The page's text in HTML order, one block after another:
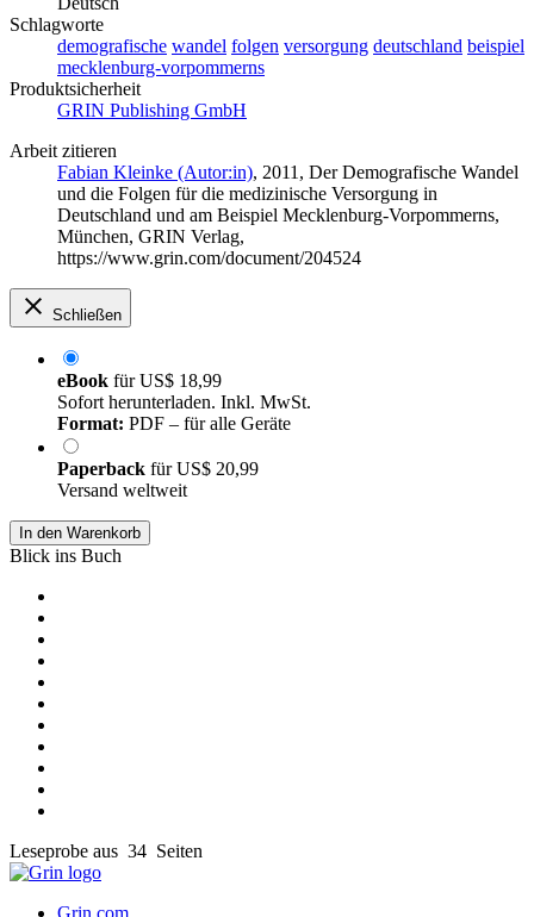
Schlagworte
demografische wandel folgen versorgung deutschland beispiel
mecklenburg-vorpommerns
Produktsicherheit
GRIN Publishing GmbH
Arbeit zitieren
Fabian Kleinke (Autor:in), 2011, Der Demografische Wandel
und die Folgen für die medizinische Versorgung in
Deutschland und am Beispiel Mecklenburg-Vorpommerns,
München, GRIN Verlag,
https://www.grin.com/document/204524
Schließen
eBook fürUS$ 18,99
Sofort herunterladen. Inkl. MwSt.
Format: PDF – für alle Geräte
Paperback fürUS$ 20,99
Versand weltweit
In den Warenkorb
Blick ins Buch
Leseprobe aus 34 Seiten
Grin.com